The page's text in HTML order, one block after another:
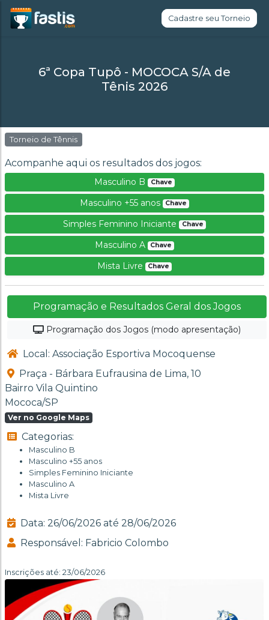
Cadastre seu Torneio
6ª Copa Tupô - MOCOCA S/A de
Tênis 2026
Torneio de Tênnis
Acompanhe aqui os resultados dos jogos:
Masculino B Chave
Masculino +55 anos Chave
Simples Feminino Iniciante Chave
Masculino A Chave
Mista Livre Chave
Programação e Resultados Geral dos Jogos
Programação dos Jogos (modo apresentação)
Local: Associação Esportiva Mocoquense
Praça - Bárbara Eufrausina de Lima, 10
Bairro Vila Quintino
Mococa/SP
Ver no Google Maps
Categorias:
Masculino B
Masculino +55 anos
Simples Feminino Iniciante
Masculino A
Mista Livre
Data: 26/06/2026 até 28/06/2026
Responsável: Fabricio Colombo
Inscrições até: 23/06/2026